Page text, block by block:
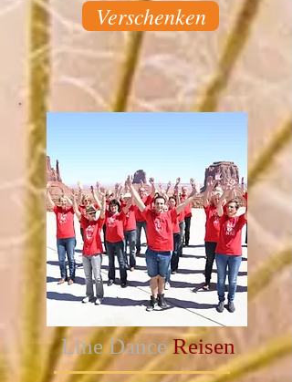
Verschenken
Line DanceReisen